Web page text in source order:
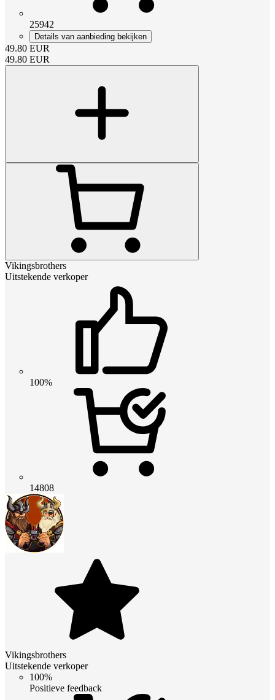
25942
Details van aanbieding bekijken
49.80 EUR
49.80 EUR
Vikingsbrothers
Uitstekende verkoper
100%
14808
Vikingsbrothers
Uitstekende verkoper
100%
Positieve feedback